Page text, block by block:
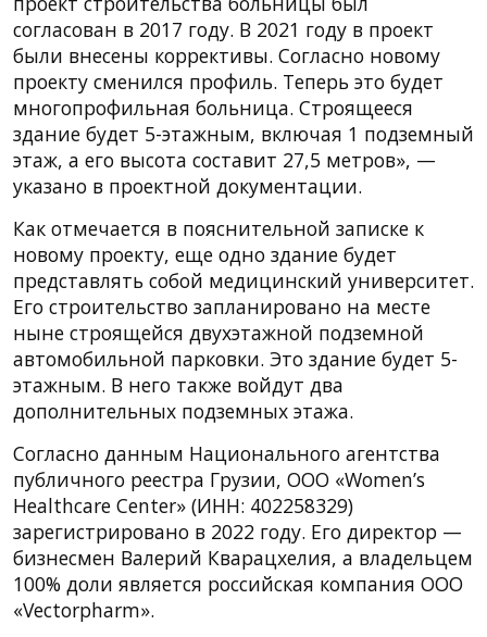
согласован в 2017 году. В 2021 году в проект
были внесены коррективы. Согласно новому
проекту сменился профиль. Теперь это будет
многопрофильная больница. Строящееся
здание будет 5-этажным, включая 1 подземный
этаж, а его высота составит 27,5 метров», —
указано в проектной документации.
Как отмечается в пояснительной записке к
новому проекту, еще одно здание будет
представлять собой медицинский университет.
Его строительство запланировано на месте
ныне строящейся двухэтажной подземной
автомобильной парковки. Это здание будет 5-
этажным. В него также войдут два
дополнительных подземных этажа.
Согласно данным Национального агентства
публичного реестра Грузии, ООО «Women’s
Healthcare Center» (ИНН: 402258329)
зарегистрировано в 2022 году. Его директор —
бизнесмен Валерий Кварацхелия, а владельцем
100% доли является российская компания ООО
«Vectorpharm».